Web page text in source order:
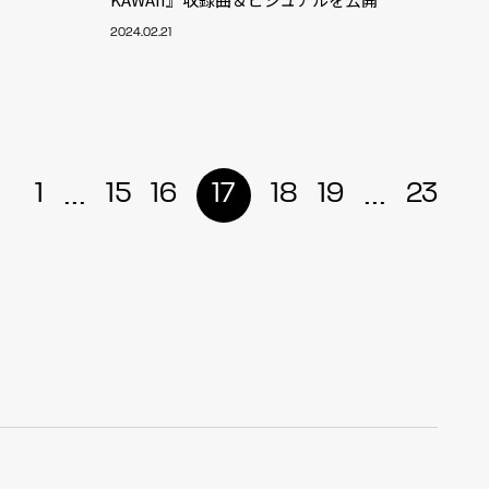
2024.02.21
1 ... 15 16 17 18 19 ... 23